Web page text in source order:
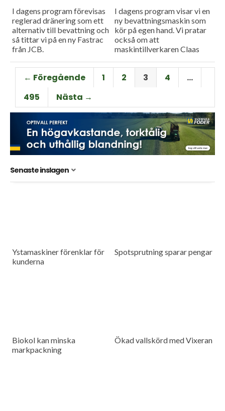
I dagens program förevisas
reglerad dränering som ett
alternativ till bevattning och
så tittar vi på en ny Fastrac
från JCB.
I dagens program visar vi en
ny bevattningsmaskin som
kör på egen hand. Vi pratar
också om att
maskintillverkaren Claas
fälthackar.
← Föregående 1 2 3 4
…
495
Nästa →
Senaste inslagen
Ystamaskiner förenklar för
kunderna
Spotsprutning sparar pengar
Biokol kan minska
markpackning
Ökad vallskörd med Vixeran